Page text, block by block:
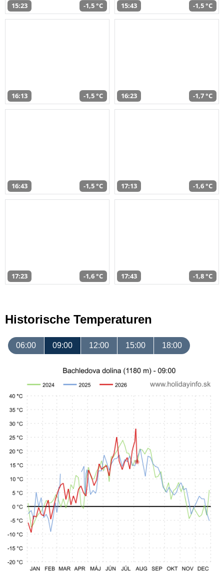
15:23 -1,5 °C 15:43 -1,5 °C
16:13 -1,5 °C 16:23 -1,7 °C
16:43 -1,5 °C 17:13 -1,6 °C
17:23 -1,6 °C 17:43 -1,8 °C
Historische Temperaturen
06:00 09:00 12:00 15:00 18:00